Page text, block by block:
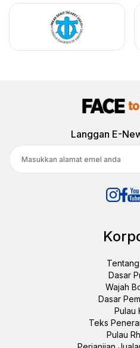
Langgan E-
Dasar
Wajah
Dasar
Pulau
Teks
Pulau